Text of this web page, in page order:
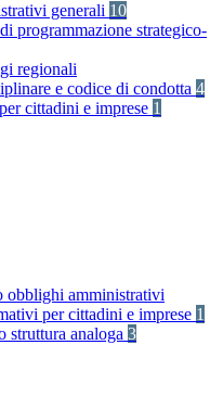
generali 10
programmazione strategico-
regionali
e codice di condotta 4
cittadini e imprese 1
obblighi amministrativi
per cittadini e imprese 1
struttura analoga 3